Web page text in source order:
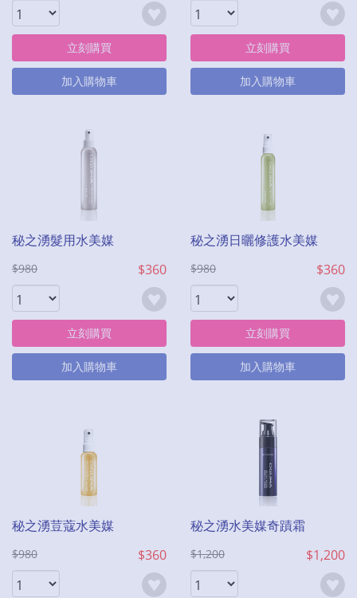
立刻購買
加入購物車
立刻購買
加入購物車
秘之湧髮用水美媒
$980 $360
立刻購買
加入購物車
秘之湧日曬修護水美媒
$980 $360
立刻購買
加入購物車
秘之湧荳蔻水美媒
$980 $360
秘之湧水美媒奇蹟霜
$1,200 $1,200